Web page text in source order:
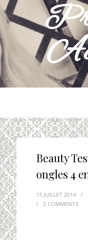
Beauty
ongles 4
15 JUILLET 2014 /
/
2 COMMENTS